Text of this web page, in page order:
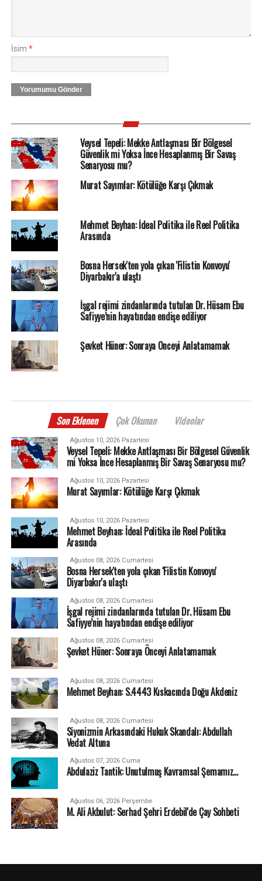
İsim *
Yorumumu Gönder
Veysel Tepeli: Mekke Antlaşması Bir Bölgesel
Güvenlik mi Yoksa İnce Hesaplanmış Bir Savaş
Senaryosu mu?
Murat Sayımlar: Kötülüğe Karşı Çıkmak
Mehmet Beyhan: İdeal Politika ile Reel Politika
Arasında
Bosna Hersek'ten yola çıkan 'Filistin Konvoyu'
Diyarbakır'a ulaştı
İşgal rejimi zindanlarında tutulan Dr. Hüsam Ebu
Safiyye’nin hayatından endişe ediliyor
Şevket Hüner: Sonraya Önceyi Anlatamamak
Son Eklenen Çok Okunan Videolar
Ağustos 10, 2026 Pazartesi
Veysel Tepeli: Mekke Antlaşması Bir Bölgesel Güvenlik
mi Yoksa İnce Hesaplanmış Bir Savaş Senaryosu mu?
Ağustos 10, 2026 Pazartesi
Murat Sayımlar: Kötülüğe Karşı Çıkmak
Ağustos 10, 2026 Pazartesi
Mehmet Beyhan: İdeal Politika ile Reel Politika
Arasında
Ağustos 08, 2026 Cumartesi
Bosna Hersek'ten yola çıkan 'Filistin Konvoyu'
Diyarbakır'a ulaştı
Ağustos 08, 2026 Cumartesi
İşgal rejimi zindanlarında tutulan Dr. Hüsam Ebu
Safiyye’nin hayatından endişe ediliyor
Ağustos 08, 2026 Cumartesi
Şevket Hüner: Sonraya Önceyi Anlatamamak
Ağustos 08, 2026 Cumartesi
Mehmet Beyhan: S.4443 Kıskacında Doğu Akdeniz
Ağustos 08, 2026 Cumartesi
Siyonizmin Arkasındaki Hukuk Skandalı: Abdullah
Vedat Altuna
Ağustos 07, 2026 Cuma
Abdulaziz Tantik: Unutulmuş Kavramsal Şemamız…
Ağustos 06, 2026 Perşembe
M. Ali Akbulut: Serhad Şehri Erdebil'de Çay Sohbeti